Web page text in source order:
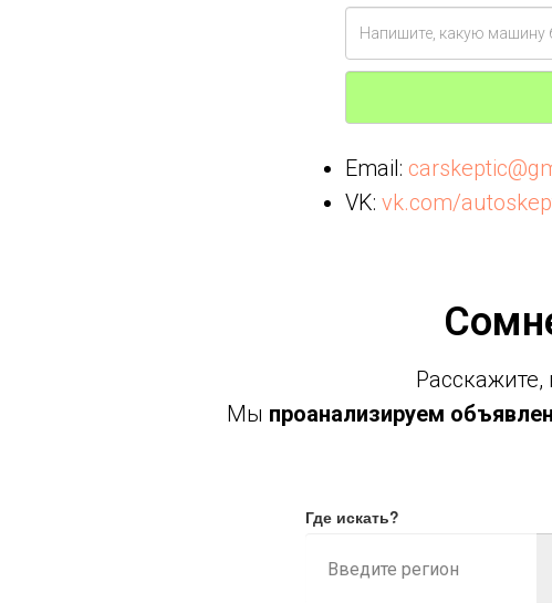
Email:
VK: vk.com/
Расскажите,
Мы проанализируем
Где искать?